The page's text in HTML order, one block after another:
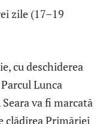
zile (17–19
cu deschiderea
Lunca
va fi marcată
clădirea Primăriei